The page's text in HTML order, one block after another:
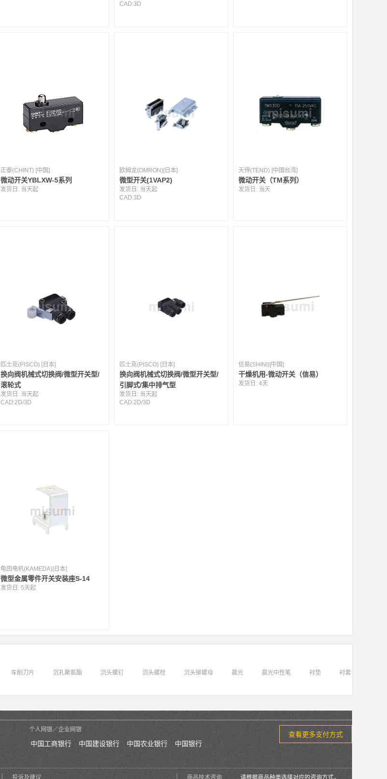
CAD:3D
正泰(CHINT) [中国]
微动开关YBLXW-5系列
发货日: 当天起
欧姆龙(OMRON)[日本]
微型开关(1VAP2)
发货日: 当天起
CAD:3D
天得(TEND) [中国台湾]
微动开关（TM系列）
发货日: 当天
匹士克(PISCO) [日本]
换向阀机械式切换阀/微型开关型/
滚轮式
发货日: 当天起
CAD:2D/3D
匹士克(PISCO) [日本]
换向阀机械式切换阀/微型开关型/
引脚式/集中排气型
发货日: 当天起
CAD:2D/3D
信易(SHINI)[中国]
干燥机用-微动开关（信易）
发货日:4天
龟田电机(KAMEDA)[日本]
微型金属零件开关安装座S-14
发货日:5天起
车削刀片 沉孔聚氨酯 沉头螺钉 沉头螺栓 沉头铆螺母 晨光 晨光中性笔 衬垫
衬套
个人网银／企业网银
中国工商银行 中国建设银行 中国农业银行 中国银行
查看更多支付方式
投诉及建议 商品技术咨询 请根据商品种类选择对应的咨询方式，